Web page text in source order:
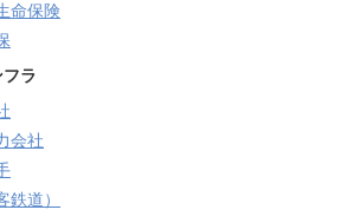
命保険
ラ
会社
鉄道）